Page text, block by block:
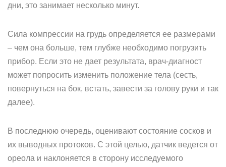
дни, это занимает несколько минут.
Сила компрессии на грудь определяется ее размерами
– чем она больше, тем глубже необходимо погрузить
прибор. Если это не дает результата, врач-диагност
может попросить изменить положение тела (сесть,
повернуться на бок, встать, завести за голову руки и так
далее).
В последнюю очередь, оценивают состояние сосков и
их выводных протоков. С этой целью, датчик ведется от
ореола и наклоняется в сторону исследуемого